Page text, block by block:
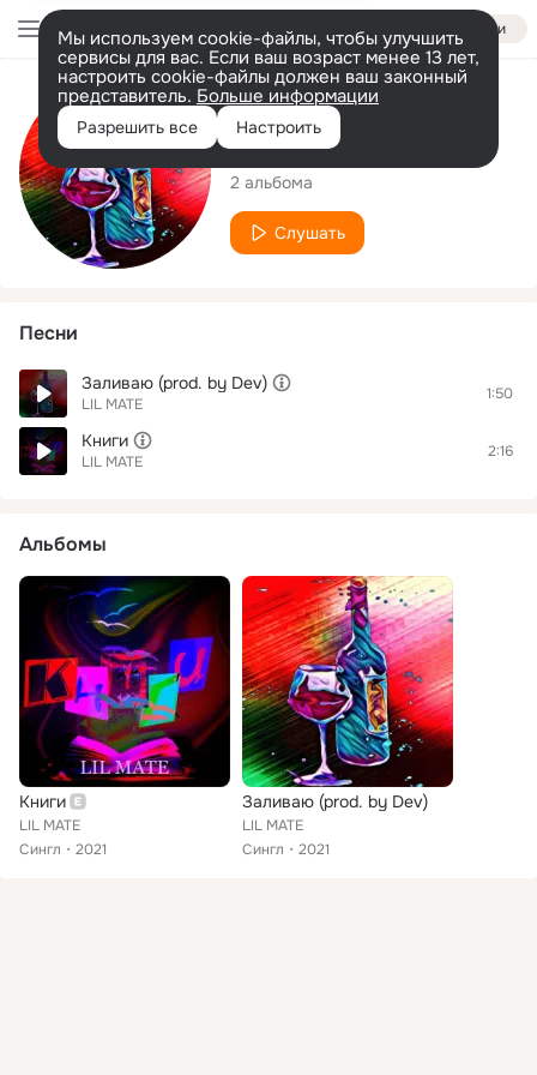
Войти
Мы используем cookie-файлы, чтобы улучшить
сервисы для вас. Если ваш возраст менее 13 лет,
настроить cookie-файлы должен ваш законный
представитель. Больше информации
Разрешить все Настроить
Исполнитель
LIL MATE
2 альбома
Слушать
Песни
Заливаю (prod. by Dev)
LIL MATE
1:50
Книги
LIL MATE
2:16
Альбомы
Книги
LIL MATE
Сингл
2021
Заливаю (prod. by Dev)
LIL MATE
Сингл
2021